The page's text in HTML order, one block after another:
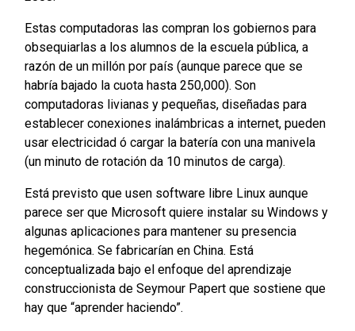
Estas computadoras las compran los gobiernos para
obsequiarlas a los alumnos de la escuela pública, a
razón de un millón por país (aunque parece que se
habría bajado la cuota hasta 250,000). Son
computadoras livianas y pequeñas, diseñadas para
establecer conexiones inalámbricas a internet, pueden
usar electricidad ó cargar la batería con una manivela
(un minuto de rotación da 10 minutos de carga).
Está previsto que usen software libre Linux aunque
parece ser que Microsoft quiere instalar su Windows y
algunas aplicaciones para mantener su presencia
hegemónica. Se fabricarían en China. Está
conceptualizada bajo el enfoque del aprendizaje
construccionista de Seymour Papert que sostiene que
hay que “aprender haciendo”.